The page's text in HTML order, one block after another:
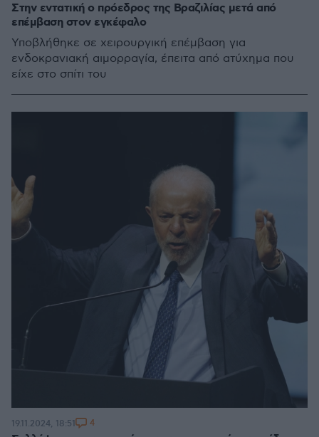
Στην εντατική ο πρόεδρος της Βραζιλίας μετά από
επέμβαση στον εγκέφαλο
Υποβλήθηκε σε χειρουργική επέμβαση για
ενδοκρανιακή αιμορραγία, έπειτα από ατύχημα που
είχε στο σπίτι του
19.11.2024, 18:51 4